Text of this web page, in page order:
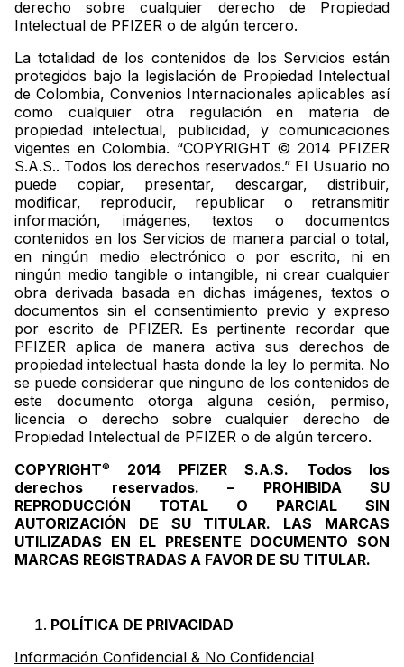
derecho sobre cualquier derecho de Propiedad
Intelectual de PFIZER o de algún tercero.
La totalidad de los contenidos de los Servicios están
protegidos bajo la legislación de Propiedad Intelectual
de Colombia, Convenios Internacionales aplicables así
como cualquier otra regulación en materia de
propiedad intelectual, publicidad, y comunicaciones
vigentes en Colombia. “COPYRIGHT © 2014 PFIZER
S.A.S.. Todos los derechos reservados.” El Usuario no
puede copiar, presentar, descargar, distribuir,
modificar, reproducir, republicar o retransmitir
información, imágenes, textos o documentos
contenidos en los Servicios de manera parcial o total,
en ningún medio electrónico o por escrito, ni en
ningún medio tangible o intangible, ni crear cualquier
obra derivada basada en dichas imágenes, textos o
documentos sin el consentimiento previo y expreso
por escrito de PFIZER. Es pertinente recordar que
PFIZER aplica de manera activa sus derechos de
propiedad intelectual hasta donde la ley lo permita. No
se puede considerar que ninguno de los contenidos de
este documento otorga alguna cesión, permiso,
licencia o derecho sobre cualquier derecho de
Propiedad Intelectual de PFIZER o de algún tercero.
COPYRIGHT©
2014 PFIZER S.A.S. Todos los
derechos reservados. – PROHIBIDA SU
REPRODUCCIÓN TOTAL O PARCIAL SIN
AUTORIZACIÓN DE SU TITULAR. LAS MARCAS
UTILIZADAS EN EL PRESENTE DOCUMENTO SON
MARCAS REGISTRADAS A FAVOR DE SU TITULAR.
POLÍTICA DE PRIVACIDAD
Información Confidencial & No Confidencial